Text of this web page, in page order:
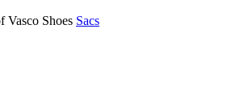
Sacs